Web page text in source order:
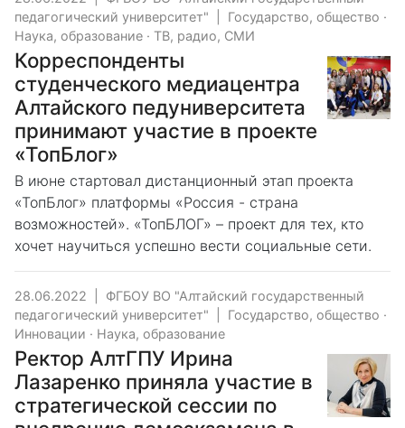
педагогический университет"
Государство, общество ·
Наука, образование · ТВ, радио, СМИ
Корреспонденты
студенческого медиацентра
Алтайского педуниверситета
принимают участие в проекте
«ТопБлог»
В июне стартовал дистанционный этап проекта
«ТопБлог» платформы «Россия - страна
возможностей». «ТопБЛОГ» – проект для тех, кто
хочет научиться успешно вести социальные сети.
28.06.2022
ФГБОУ ВО "Алтайский государственный
педагогический университет"
Государство, общество ·
Инновации · Наука, образование
Ректор АлтГПУ Ирина
Лазаренко приняла участие в
стратегической сессии по